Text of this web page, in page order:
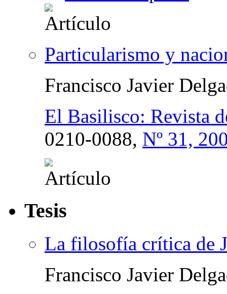
Particularismo y
Francisco Javier
El Basilisco: Revista
0210-0088, Nº 31,
Tesis
La filosofía crítica de
Francisco Javier